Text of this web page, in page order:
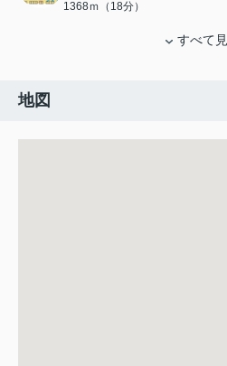
1368ｍ（18分）
すべて
地図